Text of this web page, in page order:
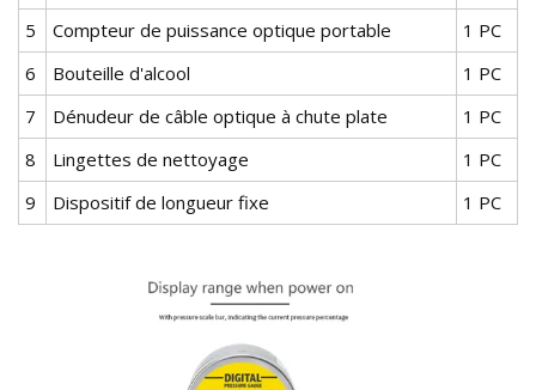
5
Compteur de puissance optique portable
1 PC
6
Bouteille d'alcool
1 PC
7
Dénudeur de câble optique à chute plate
1 PC
8
Lingettes de nettoyage
1 PC
9
Dispositif de longueur fixe 1 PC